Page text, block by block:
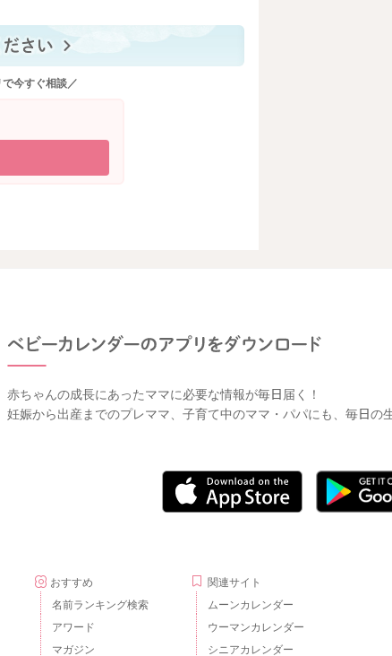
今すぐ相談／
赤ちゃんの成長にあったママに必要な情報が毎日届く！
妊娠から出産までのプレママ、子育て中のママ・パパにも、毎日の
おすすめ
名前ランキング検索
アワード
マガジン
関連サイト
ムーンカレンダー
ウーマンカレンダー
シニアカレンダー